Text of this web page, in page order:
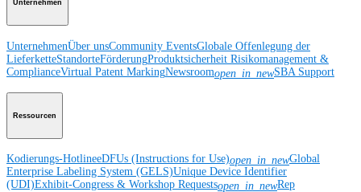
Unternehmen
UnternehmenÜber unsCommunity EventsGlobale Offenlegung der
LieferketteStandorteFörderungProduktsicherheit Risikomanagement &
ComplianceVirtual Patent MarkingNewsroomopen_in_newSBA Support
Ressourcen
Kodierungs-HotlineeDFUs (Instructions for Use)open_in_newGlobal
Enterprise Labeling System (GELS)Unique Device Identifier
(UDI)Exhibit-Congress & Workshop Requestsopen_in_newRep